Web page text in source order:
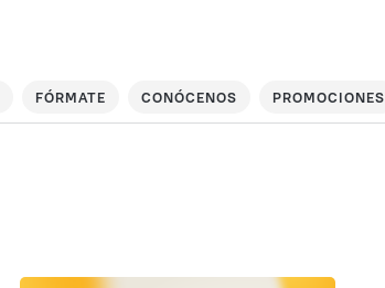
FÓRMATE CONÓCENOS PROMOCIONES